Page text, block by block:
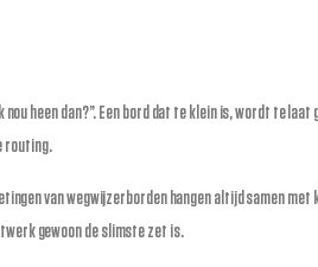
heen dan?”. Een bord dat te klein is, wordt te
routing.
van wegwijzerborden hangen altijd samen
gewoon de slimste zet is.